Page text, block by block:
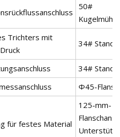
50#
Trichters mit
34#
34#
Φ45-
für festes Material
125-mm-